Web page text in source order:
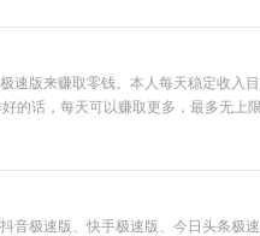
速版来赚取零钱。本人每天稳定收入
的话，每天可以赚取更多，最多无上限
音极速版、快手极速版、今日头条极